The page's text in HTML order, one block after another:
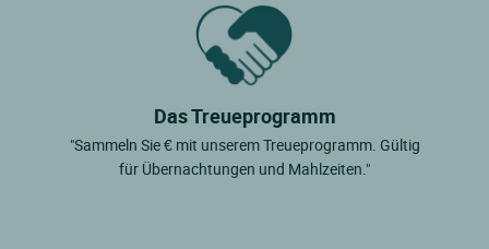
Das Treueprogramm
"Sammeln Sie € mit unserem Treueprogramm. Gültig
für Übernachtungen und Mahlzeiten."